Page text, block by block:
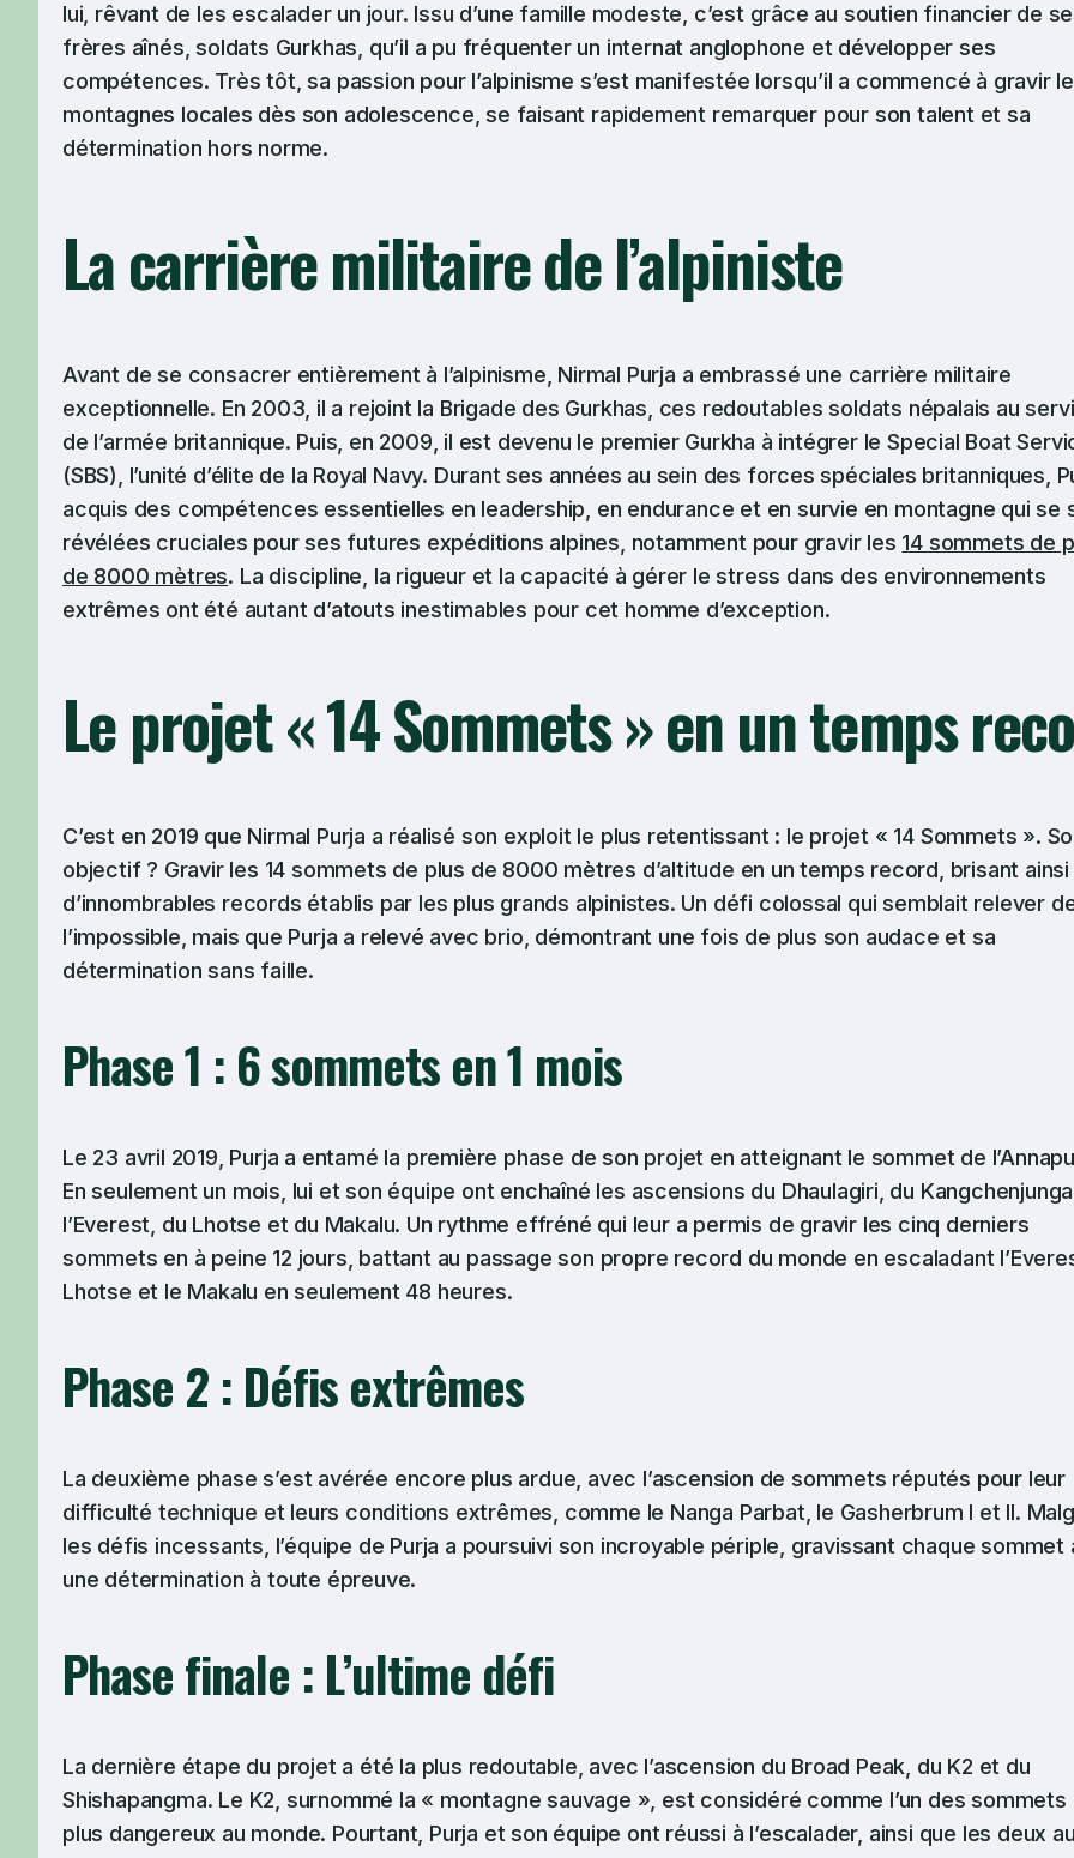
lui, rêvant de les escalader un jour. Issu d’une famille modeste, c’est grâce au soutien financier de
frères aînés, soldats Gurkhas, qu’il a pu fréquenter un internat anglophone et développer ses
compétences. Très tôt, sa passion pour l’alpinisme s’est manifestée lorsqu’il a commencé à gravir
montagnes locales dès son adolescence, se faisant rapidement remarquer pour son talent et sa
détermination hors norme.
La carrière militaire de l’alpiniste
Avant de se consacrer entièrement à l’alpinisme, Nirmal Purja a embrassé une carrière militaire
exceptionnelle. En 2003, il a rejoint la Brigade des Gurkhas, ces redoutables soldats népalais au
de l’armée britannique. Puis, en 2009, il est devenu le premier Gurkha à intégrer le Special Boat
(SBS), l’unité d’élite de la Royal Navy. Durant ses années au sein des forces spéciales britanniques,
acquis des compétences essentielles en leadership, en endurance et en survie en montagne qui se
révélées cruciales pour ses futures expéditions alpines, notamment pour gravir les 14 sommets de
de 8000 mètres. La discipline, la rigueur et la capacité à gérer le stress dans des environnements
extrêmes ont été autant d’atouts inestimables pour cet homme d’exception.
Le projet « 14 Sommets » en un temps
C’est en 2019 que Nirmal Purja a réalisé son exploit le plus retentissant : le projet « 14 Sommets ».
objectif ? Gravir les 14 sommets de plus de 8000 mètres d’altitude en un temps record, brisant ainsi
d’innombrables records établis par les plus grands alpinistes. Un défi colossal qui semblait relever
l’impossible, mais que Purja a relevé avec brio, démontrant une fois de plus son audace et sa
détermination sans faille.
Phase 1 : 6 sommets en 1 mois
Le 23 avril 2019, Purja a entamé la première phase de son projet en atteignant le sommet de
En seulement un mois, lui et son équipe ont enchaîné les ascensions du Dhaulagiri, du
l’Everest, du Lhotse et du Makalu. Un rythme effréné qui leur a permis de gravir les cinq derniers
sommets en à peine 12 jours, battant au passage son propre record du monde en escaladant
Lhotse et le Makalu en seulement 48 heures.
Phase 2 : Défis extrêmes
La deuxième phase s’est avérée encore plus ardue, avec l’ascension de sommets réputés pour leur
difficulté technique et leurs conditions extrêmes, comme le Nanga Parbat, le Gasherbrum I et II.
les défis incessants, l’équipe de Purja a poursuivi son incroyable périple, gravissant chaque sommet
une détermination à toute épreuve.
Phase finale : L’ultime défi
La dernière étape du projet a été la plus redoutable, avec l’ascension du Broad Peak, du K2 et du
Shishapangma. Le K2, surnommé la « montagne sauvage », est considéré comme l’un des sommets
plus dangereux au monde. Pourtant, Purja et son équipe ont réussi à l’escalader, ainsi que les deux